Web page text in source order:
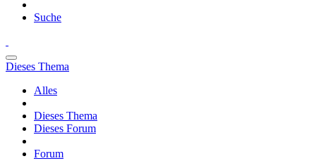
Suche
Dieses Thema
Alles
Dieses Thema
Dieses Forum
Forum